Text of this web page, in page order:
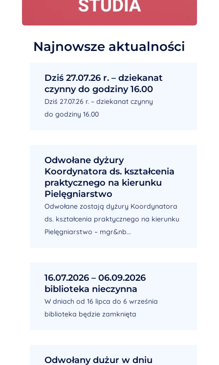
Najnowsze aktualności
Dziś 27.07.26 r. – dziekanat
czynny do godziny 16.00
Dziś 27.07.26 r. – dziekanat czynny
do godziny 16.00
Odwołane dyżury
Koordynatora ds. kształcenia
praktycznego na kierunku
Pielęgniarstwo
Odwołane zostają dyżury Koordynatora
ds. kształcenia praktycznego na kierunku
Pielęgniarstwo – mgr&nb...
16.07.2026 – 06.09.2026
biblioteka nieczynna
W dniach od 16 lipca do 6 września
biblioteka będzie zamknięta
Odwołany dużur w dniu